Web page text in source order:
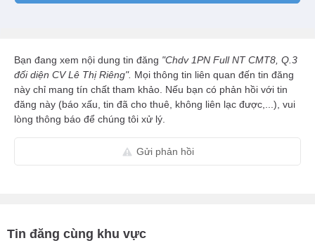
Bạn đang xem nội dung tin đăng "Chdv 1PN Full NT CMT8, Q.3
đối diện CV Lê Thị Riêng". Mọi thông tin liên quan đến tin đăng
này chỉ mang tín chất tham khảo. Nếu bạn có phản hồi với tin
đăng này (báo xấu, tin đã cho thuê, không liên lạc được,...), vui
lòng thông báo để chúng tôi xử lý.
Gửi phản hồi
Tin đăng cùng khu vực